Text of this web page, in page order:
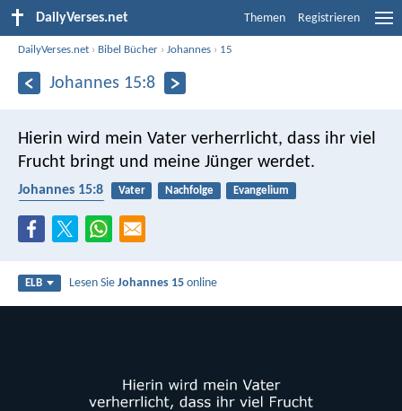
DailyVerses.net Themen Registrieren
DailyVerses.net › Bibel Bücher ›Johannes › 15
Johannes 15:8
Hierin wird mein Vater verherrlicht, dass ihr viel
Frucht bringt und meine Jünger werdet.
Johannes 15:8 Vater Nachfolge
Evangelium
ELB Lesen SieJohannes 15 online